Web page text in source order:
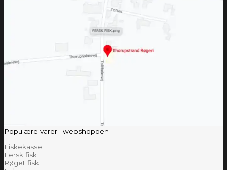
Populære varer i webshoppen
Fiskekasse
Fersk fisk
Røget fisk